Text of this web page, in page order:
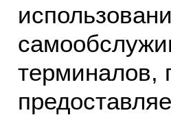
терминалов,